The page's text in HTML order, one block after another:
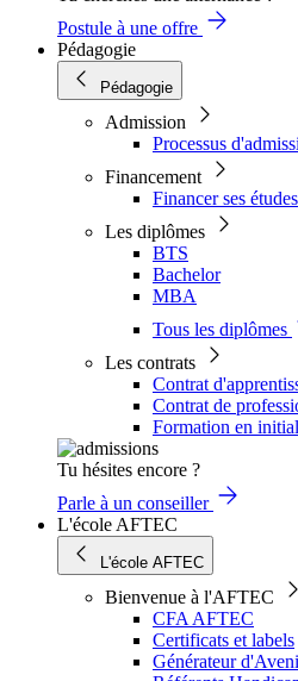
Postule à une offre
Pédagogie
Pédagogie
Admission
Processus
Financement
Financer ses études
Les diplômes
BTS
Bachelor
MBA
Tous les diplômes
Les contrats
Contrat
Contrat de
Formation en initial
Tu hésites encore ?
Parle à un conseiller
L'école AFTEC
L'école AFTEC
Bienvenue à l'AFTEC
CFA AFTEC
Certificats et labels
Générateur